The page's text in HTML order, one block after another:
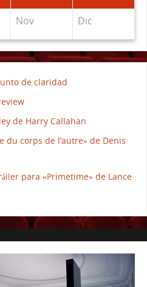
Nov Dic
de claridad
de Harry Callahan
du corps de l’autre» de Denis
para «Primetime» de Lance